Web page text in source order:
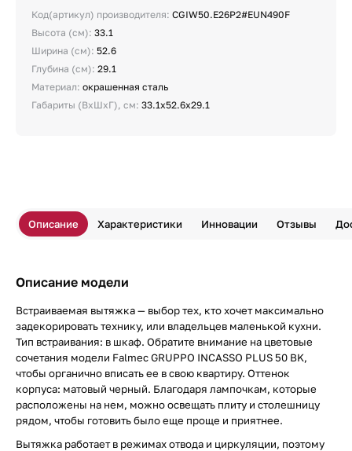
Код(артикул) производителя: CGIW50.E26P2#EUN490F
Высота (см): 33.1
Ширина (см): 52.6
Глубина (см): 29.1
Материал: окрашенная сталь
Габариты (ВхШхГ), см: 33.1х52.6х29.1
Описание Характеристики Инновации Отзывы
Описание модели
Встраиваемая вытяжка — выбор тех, кто хочет максимально
задекорировать технику, или владельцев маленькой кухни.
Тип встраивания: в шкаф. Обратите внимание на цветовые
сочетания модели Falmec GRUPPO INCASSO PLUS 50 BK,
чтобы органично вписать ее в свою квартиру. Оттенок
корпуса: матовый черный. Благодаря лампочкам, которые
расположены на нем, можно освещать плиту и столешницу
рядом, чтобы готовить было еще проще и приятнее.
Вытяжка работает в режимах отвода и циркуляции, поэтому